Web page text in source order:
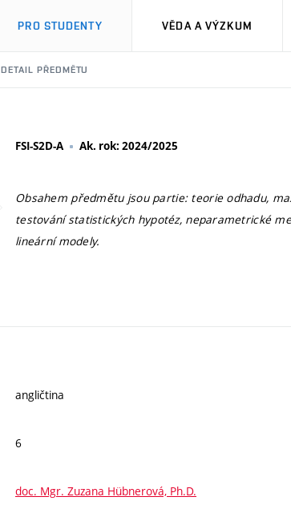
PRO STUDENTY VĚDA A VÝZKUM
DETAIL PŘEDMĚTU
FSI-S2D-A Ak. rok: 2024/2025
Obsahem předmětu jsou partie: teorie odhadu,
testování statistických hypotéz, neparametrické
lineární modely.
angličtina
6
doc. Mgr. Zuzana Hübnerová, Ph.D.